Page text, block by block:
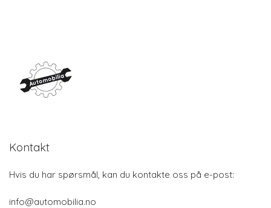
Kontakt
Hvis du har spørsmål, kan du kontakte oss på e-post:
info@automobilia.no